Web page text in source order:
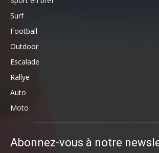
Surf
Football
Outdoor
Escalade
Rallye
Auto
Moto
Abonnez-vous à notre